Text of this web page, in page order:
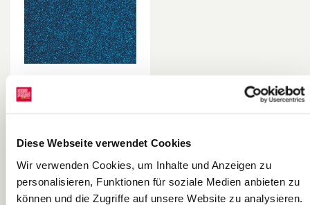
Diese Webseite verwendet Cookies
Wir verwenden Cookies, um Inhalte und Anzeigen zu
personalisieren, Funktionen für soziale Medien anbieten zu
können und die Zugriffe auf unsere Website zu analysieren.
Glitter-Bügelfolie
| 90×160 mm,
himmelblau